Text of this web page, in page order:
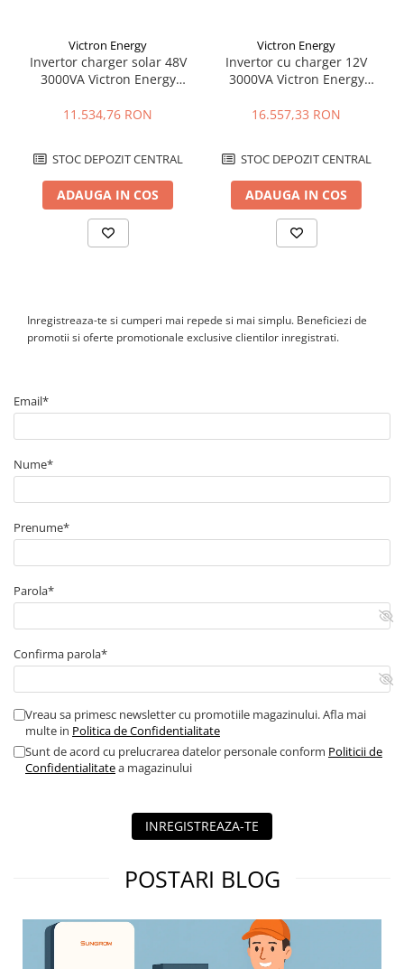
Poate functiona cu retea sau generator?
Da. Echipamentul poate utiliza o sursa AC pentru alimentarea
consumatorilor si incarcarea bateriilor, iar curentul maxim de
la gestionarea puterii disponibile de la sursa AC.
Carcasa are protectie IP20, deci nu este destinata expunerii
directe la apa, praf sau intemperii.
Victron Energy
Invertor charger solar 48V
3000VA Victron Energy
MPPT 250/70 GX
11.534,76 RON
STOC DEPOZIT CENTRAL
ADAUGA IN COS
Victron Energy
Invertor cu charger 12V
3000VA Victron Energy
16.557,33 RON
STOC DEPOZIT CENTRAL
ADAUGA IN COS
Inregistreaza-te si cumperi mai repede si mai simplu. Beneficiezi de
promotii si oferte promotionale exclusive clientilor inregistrati.
Email*
Nume*
Prenume*
Parola*
Confirma parola*
Vreau sa primesc newsletter cu promotiile magazinului. Afla mai
multe in Politica de Confidentialitate
Sunt de acord cu prelucrarea datelor personale conform Politicii de
Confidentialitatea magazinului
INREGISTREAZA-TE
POSTARI BLOG